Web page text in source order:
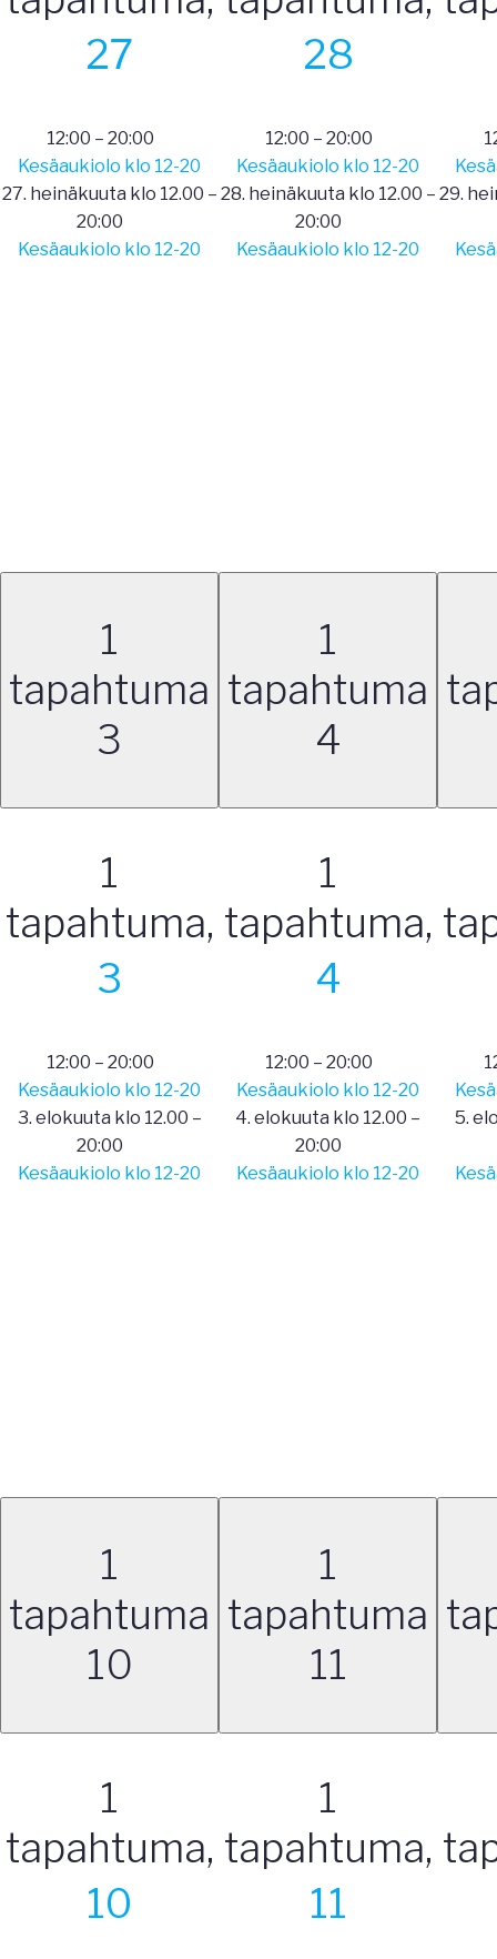
27
12:00 – 20:00
Kesäaukiolo klo 12-20
27. heinäkuuta klo 12.00 –
20:00
Kesäaukiolo klo 12-20
28
12:00 – 20:00
Kesäaukiolo klo 12-20
28. heinäkuuta klo 12.00 –
20:00
Kesäaukiolo klo 12-20
29.
1
tapahtuma
3
1
tapahtuma,
3
12:00 – 20:00
Kesäaukiolo klo 12-20
3. elokuuta klo 12.00 –
20:00
Kesäaukiolo klo 12-20
1
tapahtuma
4
1
tapahtuma,
4
12:00 – 20:00
Kesäaukiolo klo 12-20
4. elokuuta klo 12.00 –
20:00
Kesäaukiolo klo 12-20
5.
1
tapahtuma
10
1
tapahtuma,
10
1
tapahtuma
11
1
tapahtuma,
11